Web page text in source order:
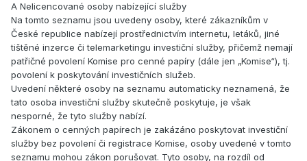
A Nelicencované osoby nabízející služby
Na tomto seznamu jsou uvedeny osoby, které zákazníkům v
České republice nabízejí prostřednictvím internetu, letáků, jiné
tištěné inzerce či telemarketingu investiční služby, přičemž nemají
patřičné povolení Komise pro cenné papíry (dále jen „Komise“), tj.
povolení k poskytování investičních služeb.
Uvedení některé osoby na seznamu automaticky neznamená, že
tato osoba investiční služby skutečně poskytuje, je však
nesporné, že tyto služby nabízí.
Zákonem o cenných papírech je zakázáno poskytovat investiční
služby bez povolení či registrace Komise, osoby uvedené v tomto
seznamu mohou zákon porušovat. Tyto osoby, na rozdíl od